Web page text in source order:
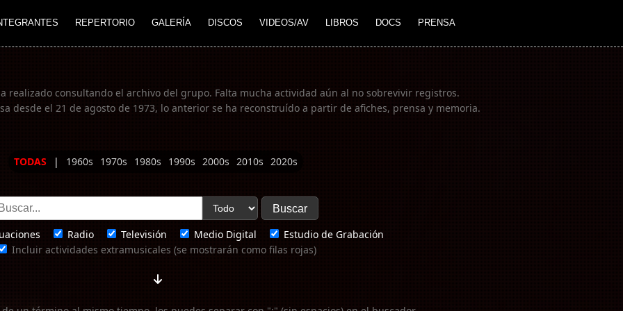
REPERTORIO GALERÍA DISCOS VIDEOS/AV LIBROS DOCS PRENSA
realizado consultando el archivo del grupo. Falta mucha actividad aún al no sobrevivir registros.
desde el 21 de agosto de 1973, lo anterior se ha reconstruído a partir de afiches, prensa y memoria.
TODAS | 1960s 1970s 1980s 1990s 2000s 2010s 2020s
Radio Televisión Medio Digital
Estudio de Grabación
Incluir actividades extramusicales (se mostrarán como filas rojas)